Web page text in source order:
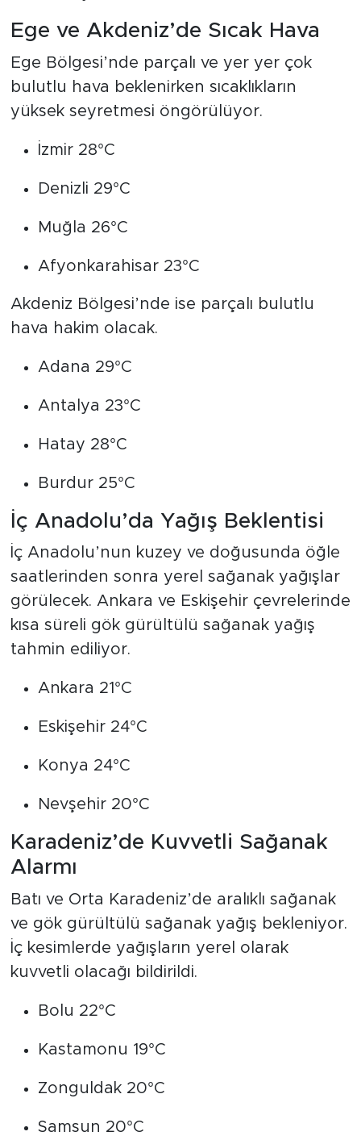
Ege ve Akdeniz’de Sıcak Hava
Ege Bölgesi’nde parçalı ve yer yer çok
bulutlu hava beklenirken sıcaklıkların
yüksek seyretmesi öngörülüyor.
İzmir 28°C
Denizli 29°C
Muğla 26°C
Afyonkarahisar 23°C
Akdeniz Bölgesi’nde ise parçalı bulutlu
hava hakim olacak.
Adana 29°C
Antalya 23°C
Hatay 28°C
Burdur 25°C
İç Anadolu’da Yağış Beklentisi
İç Anadolu’nun kuzey ve doğusunda öğle
saatlerinden sonra yerel sağanak yağışlar
görülecek. Ankara ve Eskişehir çevrelerinde
kısa süreli gök gürültülü sağanak yağış
tahmin ediliyor.
Ankara 21°C
Eskişehir 24°C
Konya 24°C
Nevşehir 20°C
Karadeniz’de Kuvvetli Sağanak
Alarmı
Batı ve Orta Karadeniz’de aralıklı sağanak
ve gök gürültülü sağanak yağış bekleniyor.
İç kesimlerde yağışların yerel olarak
kuvvetli olacağı bildirildi.
Bolu 22°C
Kastamonu 19°C
Zonguldak 20°C
Samsun 20°C